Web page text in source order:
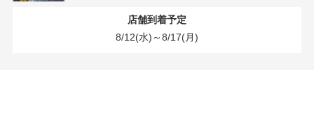
店舗到着予定
8/12(水)～8/17(月)